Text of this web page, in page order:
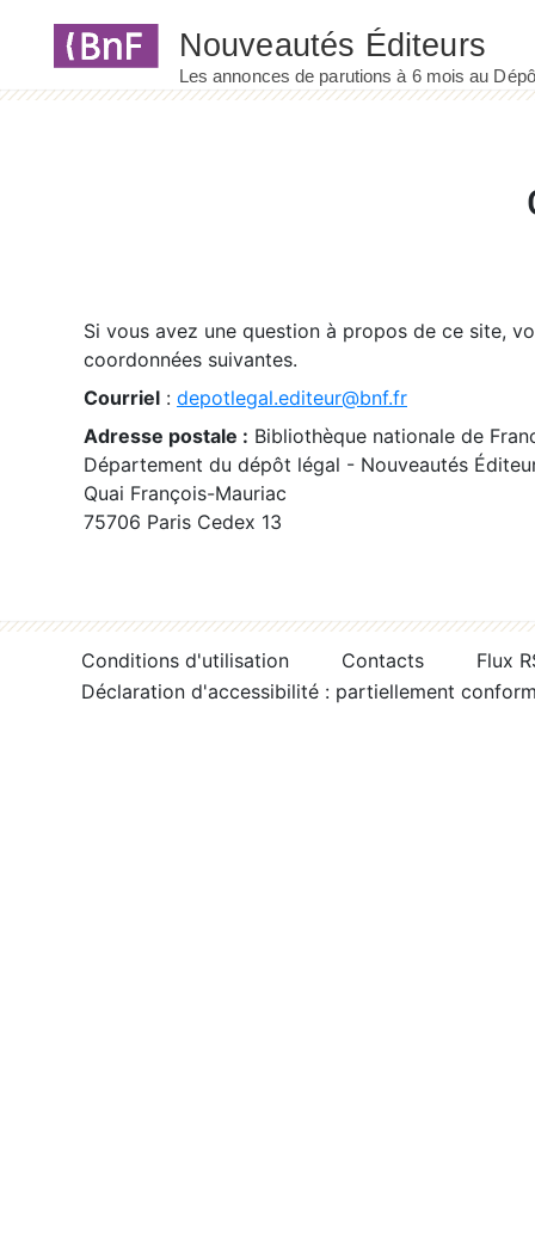
Si vous avez une question à propos de ce site,
coordonnées suivantes.
Courriel : depotlegal.editeur@bnf.fr
Adresse postale : Bibliothèque nationale de
Département du dépôt légal - Nouveautés
Quai François-Mauriac
75706 Paris Cedex 13
Conditions d'utilisation Contacts
Flux
Déclaration d'accessibilité : partiellement